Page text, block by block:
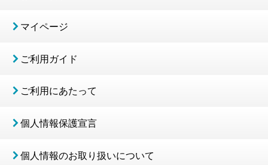
マイページ
ご利用ガイド
ご利用にあたって
個人情報保護宣言
個人情報のお取り扱いについて